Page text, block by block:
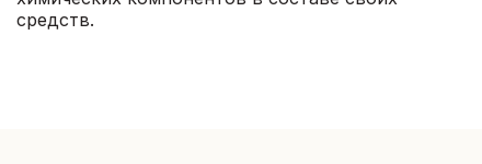
средств.